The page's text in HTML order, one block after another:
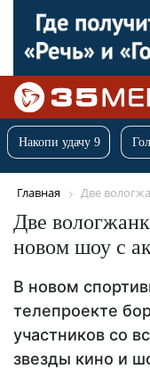
Накопи удачу 9
Главная Две
Две
новом шоу с
В новом
телепроекте
участников со
звезды кино и